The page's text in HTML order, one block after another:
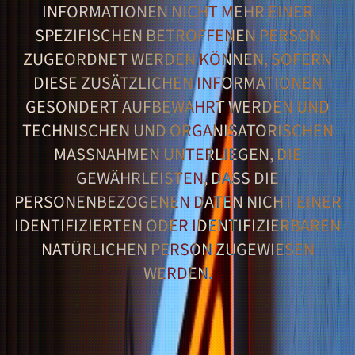
INFORMATIONEN NICHT MEHR EINER
SPEZIFISCHEN BETROFFENEN PERSON
ZUGEORDNET WERDEN KÖNNEN, SOFERN
DIESE ZUSÄTZLICHEN INFORMATIONEN
GESONDERT AUFBEWAHRT WERDEN UND
TECHNISCHEN UND ORGANISATORISCHEN
MASSNAHMEN UNTERLIEGEN, DIE G
EWÄHRLEISTEN, DASS DIE P
ERSONENBEZOGENEN DATEN NICHT EINER I
DENTIFIZIERTEN ODER IDENTIFIZIERBAREN N
ATÜRLICHEN PERSON ZUGEWIESEN W
ERDEN.